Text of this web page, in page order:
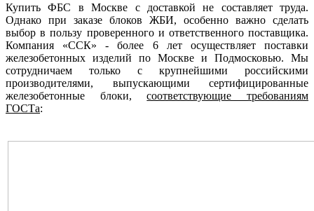
Купить ФБС в Москве с доставкой не составляет труда.
Однако при заказе блоков ЖБИ, особенно важно сделать
выбор в пользу проверенного и ответственного поставщика.
Компания «ССК» - более 6 лет осуществляет поставки
железобетонных изделий по Москве и Подмосковью. Мы
сотрудничаем только с крупнейшими российскими
производителями, выпускающими сертифицированные
железобетонные блоки,соответствующие требованиям
ГОСТа: